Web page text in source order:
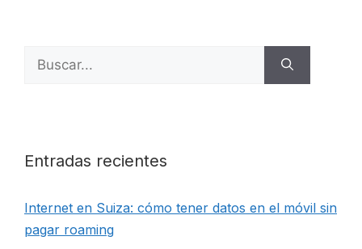
Buscar:
Entradas recientes
Internet en Suiza: cómo tener datos en el móvil sin
pagar roaming